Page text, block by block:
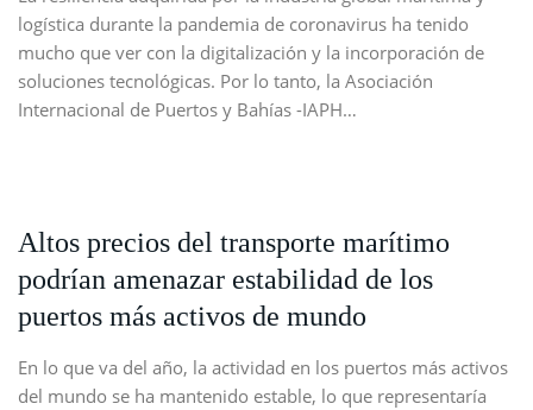
logística durante la pandemia de coronavirus ha tenido
mucho que ver con la digitalización y la incorporación de
soluciones tecnológicas. Por lo tanto, la Asociación
Internacional de Puertos y Bahías -IAPH…
Altos precios del transporte marítimo
podrían amenazar estabilidad de los
puertos más activos de mundo
En lo que va del año, la actividad en los puertos más activos
del mundo se ha mantenido estable, lo que representaría